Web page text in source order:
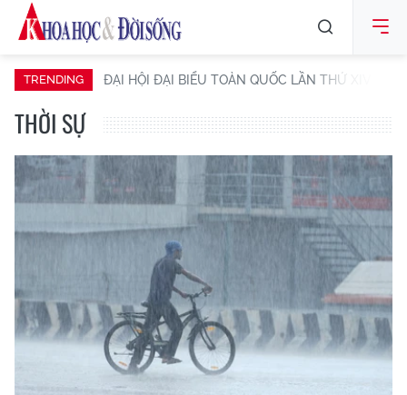
về Ban đại diện cha mẹ
học sinh theo dự thảo
Hình ảnh bề mặt Mặt
Trăng sau khi tầng tên
lửa SpaceX đâm trúng
ĐBQH Châu Văn Minh
đề xuất giảm chồng
chéo thủ tục doanh
nghiệp